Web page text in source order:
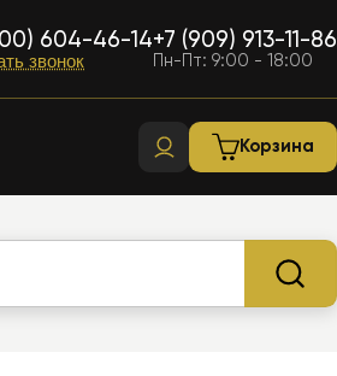
604-46-14
звонок
+7 (909) 913-11-86
Пн-Пт: 9:00 - 18:00
Корзина